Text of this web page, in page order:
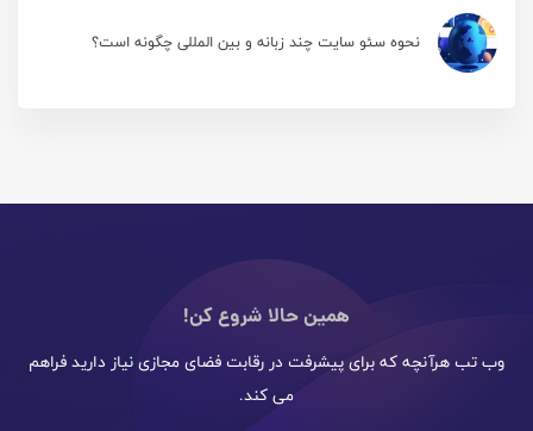
نحوه سئو سایت چند زبانه و بین المللی چگونه است؟
همین حالا شروع کن!
وب تب هرآنچه که برای پیشرفت در رقابت فضای مجازی نیاز دارید فراهم
می کند.